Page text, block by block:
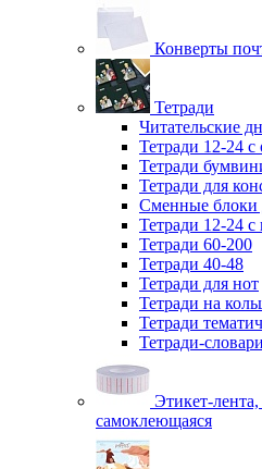
Конверты
Тетради
Читательские
Тетради 12-24
Тетради
Тетради для
Сменные блоки
Тетради 12-24
Тетради 60-200
Тетради 40-48
Тетради для нот
Тетради на
Тетради
Тетради-
Этикет-
самоклеющаяся